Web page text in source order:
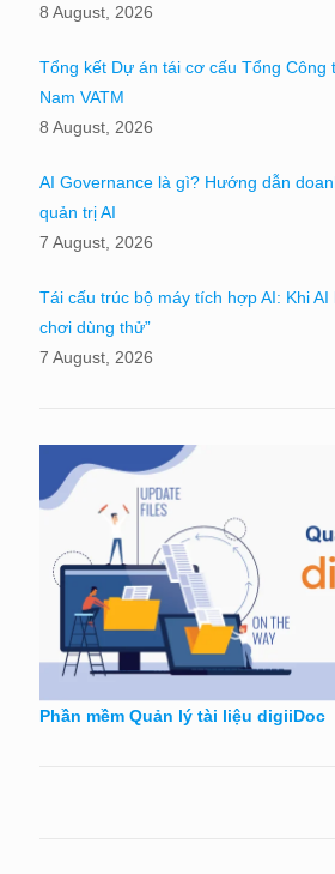
8 August, 2026
Tổng kết Dự án tái cơ cấu Tổng Công
Nam VATM
8 August, 2026
AI Governance là gì? Hướng dẫn
quản trị AI
7 August, 2026
Tái cấu trúc bộ máy tích hợp AI: Khi AI
chơi dùng thử”
7 August, 2026
Phần mềm Quản lý tài liệu digiiDoc